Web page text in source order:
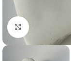
Click to enlarge